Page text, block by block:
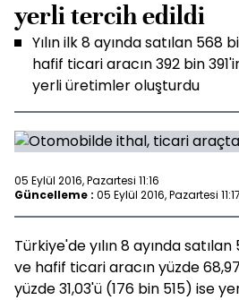
yerli tercih edildi
Yılın ilk 8 ayında satılan
hafif ticari aracın 392 bin
yerli üretimler oluşturdu
05 Eylül 2016, Pazartesi 11:16
Güncelleme : 05 Eylül 2016, Pazartesi 11:17
Türkiye'de yılın 8 ayında
ve hafif ticari aracın yüzde
yüzde 31,03'ü (176 bin 515) ise